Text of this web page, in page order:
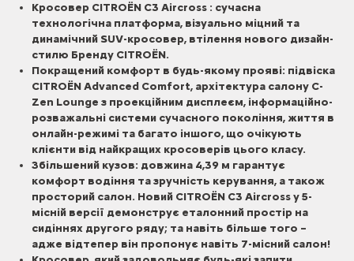
Кросовер CITROЁN C3 Aircross : сучасна
технологічна платформа, візуально міцний та
динамічний SUV-кросовер, втілення нового дизайн-
стилю Бренду CITROЁN.
Покращений комфорт в будь-якому прояві: підвіска
CITROЁN Advanced Comfort, архітектура салону C-
Zen Lounge з проекційним дисплеєм, інформаційно-
розважальні системи сучасного покоління, життя в
онлайн-режимі та багато іншого, що очікують
клієнти від найкращих кросоверів цього класу.
Збільшений кузов: довжина 4,39 м гарантує
комфорт водіння та зручність керування, а також
просторий салон. Новий CITROЁN C3 Aircross у 5-
місній версії демонструє еталонний простір на
сидіннях другого ряду; та навіть більше того –
адже відтепер він пропонує навіть 7-місний салон!